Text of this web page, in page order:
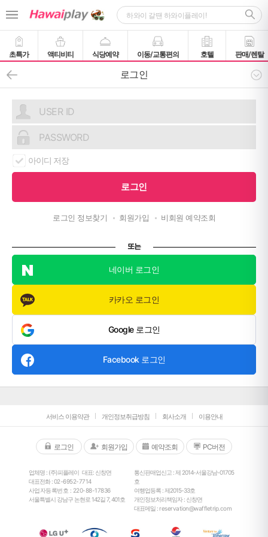
초특가 액티비티 식당예약 이동/교통편의 호텔 판매/렌탈
로그인
아이디 저장
로그인 정보찾기 회원가입 비회원 예약조회
또는
네이버 로그인
카카오 로그인
Google 로그인
Facebook 로그인
서비스 이용약관 개인정보취급방침 회사소개 이용안내
로그인 회원가입 예약조회 PC버전
업체명 : (주)피플레이 대표: 신창면
대표전화 :02-6952-7714
사업자등록번호 : 220-88-17836
서울특별시 강남구 논현로 142길 7, 401호
통신판매업신고 : 제 2014-서울강남-01705
호
여행업등록 : 제2015-33호
개인정보처리책임자 : 신창면
대표메일 :reservation@waffletrip.com